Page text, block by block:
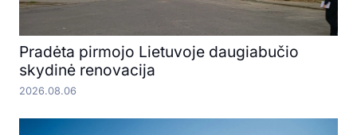
Pradėta pirmojo Lietuvoje daugiabučio
skydinė renovacija
2026.08.06